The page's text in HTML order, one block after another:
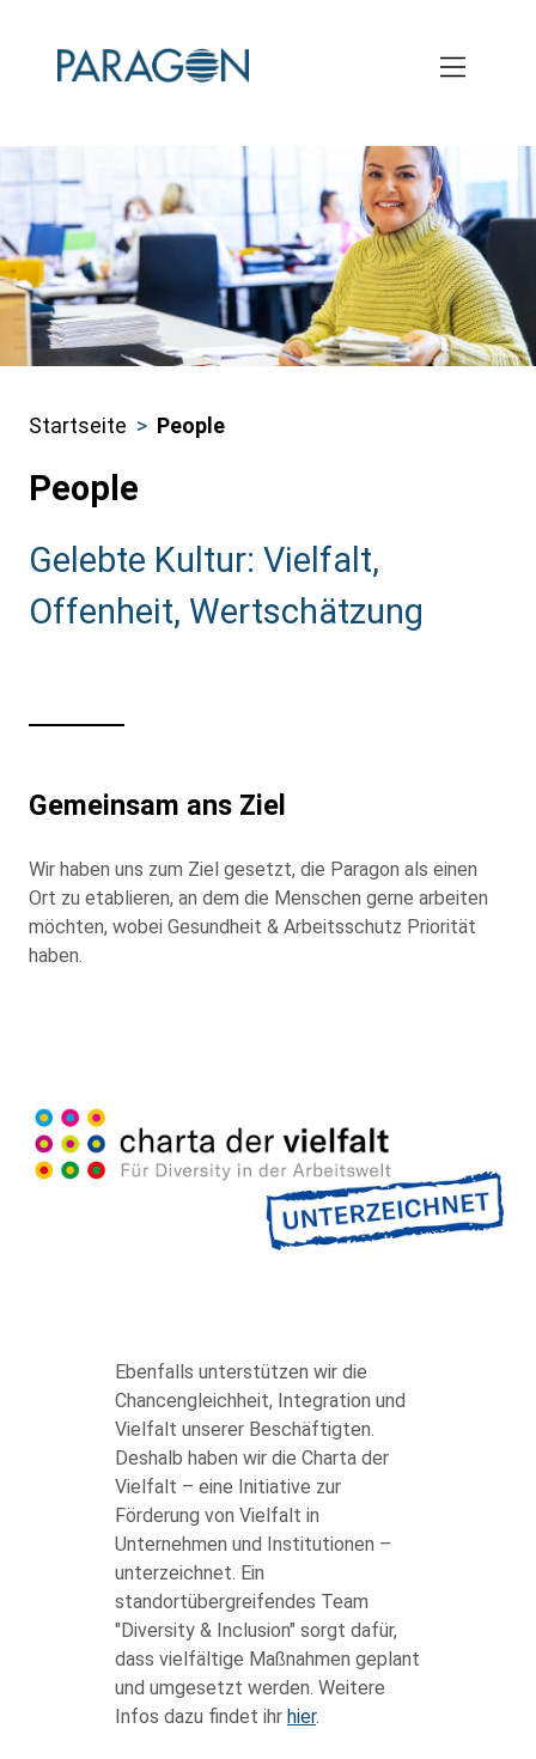
Pfadnavigation
Startseite People
People
Gelebte Kultur: Vielfalt,
Offenheit, Wertschätzung
Gemeinsam ans Ziel
Wir haben uns zum Ziel gesetzt, die Paragon als einen
Ort zu etablieren, an dem die Menschen gerne arbeiten
möchten, wobei Gesundheit & Arbeitsschutz Priorität
haben.
body
Ebenfalls unterstützen wir die
Chancengleichheit, Integration und
Vielfalt unserer Beschäftigten.
Deshalb haben wir die Charta der
Vielfalt – eine Initiative zur
Förderung von Vielfalt in
Unternehmen und Institutionen –
unterzeichnet. Ein
standortübergreifendes Team
"Diversity & Inclusion" sorgt dafür,
dass vielfältige Maßnahmen geplant
und umgesetzt werden. Weitere
Infos dazu findet ihr hier.